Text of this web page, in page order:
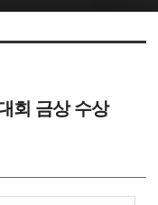
회 금상 수상
5